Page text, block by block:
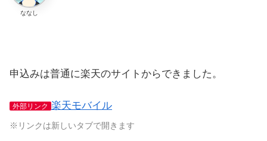
ななし
申込みは普通に楽天のサイトからできました。
外部リンク 楽天モバイル
※リンクは新しいタブで開きます